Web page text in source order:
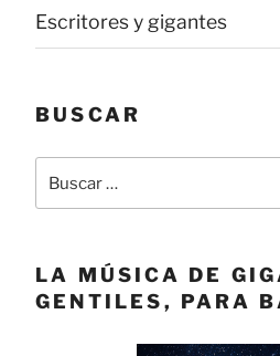
Escritores y gigantes
BUSCAR
Buscar
LA MÚSICA DE
GENTILES, PARA